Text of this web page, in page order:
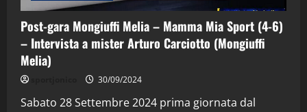
Post-gara Mongiuffi Melia – Mamma Mia Sport (4-6)
– Intervista a mister Arturo Carciotto (Mongiuffi
Melia)
30/09/2024
Sabato 28 Settembre 2024 prima giornata dal
“SportEmpire” in Podcast: 29^ Puntata
(Martedi 28 Aprile 2026)